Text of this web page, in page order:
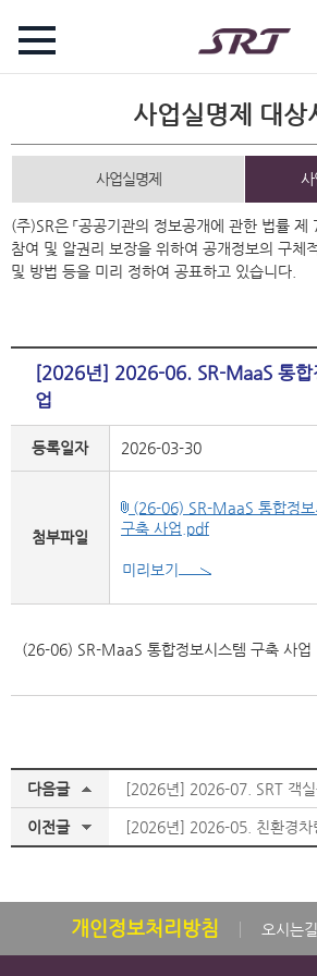
사업실명제 대상
사업실명제 사
(주)SR은 「공공기관의 정보공개에 관한 법률 제
참여 및 알권리 보장을 위하여 공개정보의 구체
및 방법 등을 미리 정하여 공표하고 있습니다.
[2026년] 2026-06. SR-MaaS 통합
업
등록일자 2026-03-30
첨부파일
(26-06) SR-MaaS 통합정보
구축 사업.pdf
미리보기
(26-06) SR-MaaS 통합정보시스템 구축 사업
다음글 [2026년] 2026-07. SRT 객
이전글 [2026년] 2026-05. 친환경차
개인정보처리방침 오시는길